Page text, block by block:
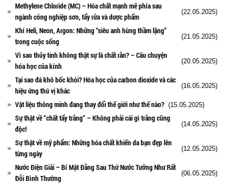
Methylene Chloride (MC) – Hóa chất mạnh mẽ phía sau
ngành công nghiệp sơn, tẩy rửa và dược phẩm
(22.05.2025)
Khí Heli, Neon, Argon: Những “siêu anh hùng thầm lặng”
trong cuộc sống
(21.05.2025)
Vì sao thủy tinh không thật sự là chất rắn? – Câu chuyện
hóa học của kính
(20.05.2025)
Tại sao đá khô bốc khói? Hóa học của carbon dioxide và các
hiệu ứng thú vị khác
(16.05.2025)
Vật liệu thông minh đang thay đổi thế giới như thế nào? (15.05.2025)
Sự thật về “chất tẩy trắng” – Không phải cái gì trắng cũng
độc!
(14.05.2025)
Sự thật về mỹ phẩm: Những hóa chất khiến da bạn đẹp lên
từng ngày
(12.05.2025)
Nước Điện Giải – Bí Mật Đằng Sau Thứ Nước Tưởng Như Rất
Đỗi Bình Thường
(06.05.2025)